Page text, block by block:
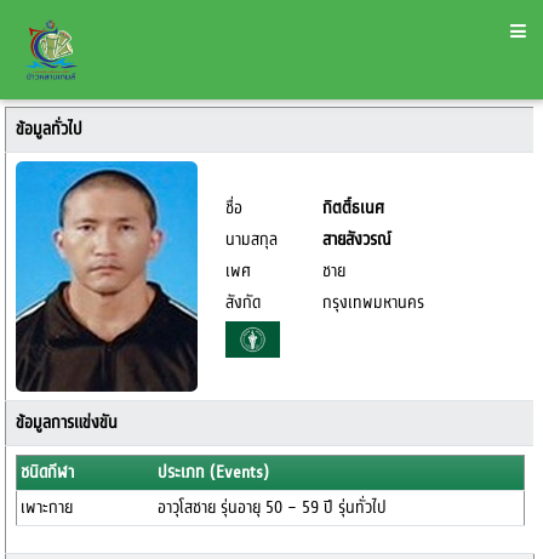
ข้อมูลทั่วไป
ชื่อ
กิตติ์ธเนศ
นามสกุล
สายสังวรณ์
เพศ
ชาย
สังกัด
กรุงเทพมหานคร
ข้อมูลการแข่งขัน
ชนิดกีฬา
ประเภท (Events)
เพาะกาย
อาวุโสชาย รุ่นอายุ 50 – 59 ปี รุ่นทั่วไป